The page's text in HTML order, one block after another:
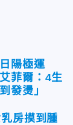
陽極運
菲爾：4生
發燙」
房摸到腫